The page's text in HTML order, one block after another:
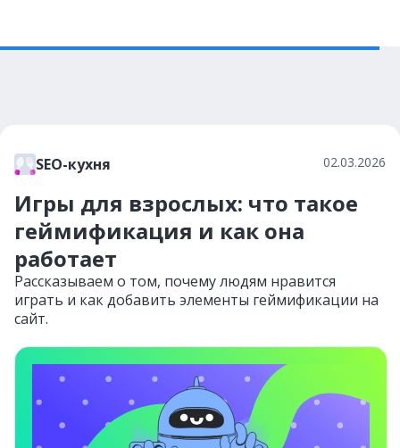
SEO-кухня 02.03.2026
Игры для взрослых: что такое
геймификация и как она
работает
Рассказываем о том, почему людям нравится
играть и как добавить элементы геймификации на
сайт.